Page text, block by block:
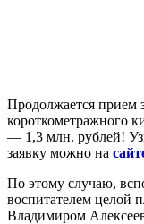
Продолжается прием
короткометражного
— 1,3 млн. рублей!
заявку можно на
По этому случаю,
воспитателем целой
Владимиром